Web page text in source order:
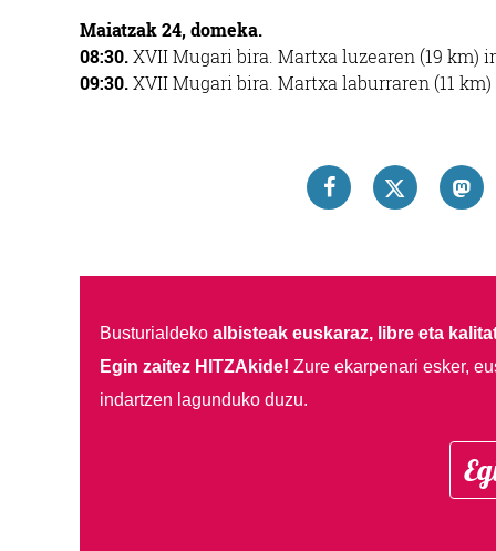
Maiatzak 24, domeka.
08:30.XVII Mugari bira. Martxa luzearen (19 km)
09:30.XVII Mugari bira. Martxa laburraren (11
Busturialdeko albisteak euskaraz, libre eta
Egin zaitez HITZAkide! Zure ekarpenari esker,
indartzen lagunduko duzu.